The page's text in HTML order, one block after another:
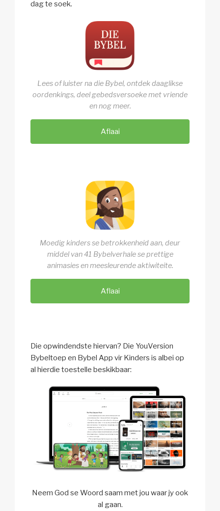
dag te soek.
Lees of luister na die Bybel, ontdek daaglikse
oordenkings, deel gebedsversoeke met vriende
en nog meer.
Aflaai
Moedig kinders se betrokkenheid aan, deur
middel van 41 Bybelverhale se prettige
animasies en meesleurende aktiwiteite.
Aflaai
Die opwindendste hiervan? Die YouVersion
Bybeltoep en Bybel App vir Kinders is albei op
al hierdie toestelle beskikbaar:
Neem God se Woord saam met jou waar jy ook
al gaan.